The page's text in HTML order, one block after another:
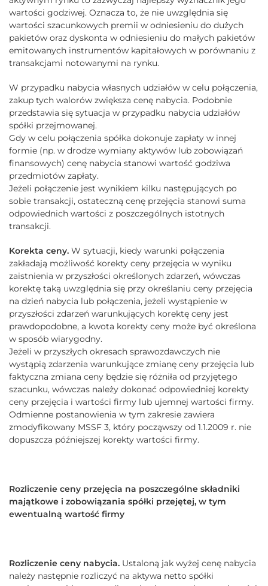
wartości godziwej. Oznacza to, że nie uwzględnia się
wartości szacunkowych premii w odniesieniu do dużych
pakietów oraz dyskonta w odniesieniu do małych pakietów
emitowanych instrumentów kapitałowych w porównaniu z
transakcjami notowanymi na rynku.
W przypadku nabycia własnych udziałów w celu połączenia,
zakup tych walorów zwiększa cenę nabycia. Podobnie
przedstawia się sytuacja w przypadku nabycia udziałów
spółki przejmowanej.
Gdy w celu połączenia spółka dokonuje zapłaty w innej
formie (np. w drodze wymiany aktywów lub zobowiązań
finansowych) cenę nabycia stanowi wartość godziwa
przedmiotów zapłaty.
Jeżeli połączenie jest wynikiem kilku następujących po
sobie transakcji, ostateczną cenę przejęcia stanowi suma
odpowiednich wartości z poszczególnych istotnych
transakcji.
Korekta ceny. W sytuacji, kiedy warunki połączenia
zakładają możliwość korekty ceny przejęcia w wyniku
zaistnienia w przyszłości określonych zdarzeń, wówczas
korektę taką uwzględnia się przy określaniu ceny przejęcia
na dzień nabycia lub połączenia, jeżeli wystąpienie w
przyszłości zdarzeń warunkujących korektę ceny jest
prawdopodobne, a kwota korekty ceny może być określona
w sposób wiarygodny.
Jeżeli w przyszłych okresach sprawozdawczych nie
wystąpią zdarzenia warunkujące zmianę ceny przejęcia lub
faktyczna zmiana ceny będzie się różniła od przyjętego
szacunku, wówczas należy dokonać odpowiedniej korekty
ceny przejęcia i wartości firmy lub ujemnej wartości firmy.
Odmienne postanowienia w tym zakresie zawiera
zmodyfikowany MSSF 3, który począwszy od 1.1.2009 r. nie
dopuszcza późniejszej korekty wartości firmy.
Rozliczenie ceny przejęcia na poszczególne składniki
majątkowe i zobowiązania spółki przejętej, w tym
ewentualną wartość firmy
Rozliczenie ceny nabycia. Ustaloną jak wyżej cenę nabycia
należy następnie rozliczyć na aktywa netto spółki